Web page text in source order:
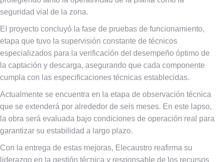
seguridad vial de la zona.
El proyecto concluyó la fase de pruebas de funcionamiento,
etapa que tuvo la supervisión constante de técnicos
especializados para la verificación del desempeño óptimo de
la captación y descarga, asegurando que cada componente
cumpla con las especificaciones técnicas establecidas.
Actualmente se encuentra en la etapa de observación técnica
que se extenderá por alrededor de seis meses. En este lapso,
la obra será evaluada bajo condiciones de operación real para
garantizar su estabilidad a largo plazo.
Con la entrega de estas mejoras, Elecaustro reafirma su
liderazgo en la gestión técnica y responsable de los recursos